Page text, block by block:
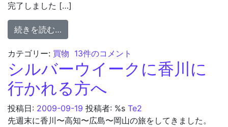
完了しました […]
続きを読む…
カテゴリー: 買物 太陽光発電 への
13件のコメント
シルバーウイークに香川に
行かれる方へ
投稿日: 2009-09-19 投稿者: %s Te2
先週末に香川〜高知〜広島〜岡山の旅をしてきました。